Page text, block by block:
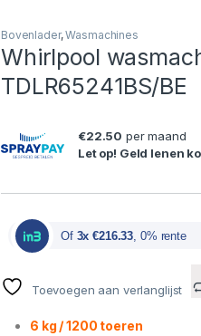
Bovenlader,Wasmachines
Whirlpool
TDLR65241BS/BE
€22.50 per maand
Let op! Geld lenen
Of 3x €216.33, 0% rente
Toevoegen aan verlanglijst
6 kg / 1200 toeren